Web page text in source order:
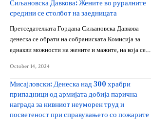
Сиљановска Давкова: Жените во руралните
средини се столбот на заедницата
Претседателката Гордана Сиљановска Давкова
денеска се обрати на собраниската Комисија за
еднакви можности на жените и мажите, на која се…
October 14, 2024
Мисајловски: Денеска над 300 храбри
припадници од армијата добија парична
награда за нивниот неуморен труд и
посветеност при справувањето со пожарите